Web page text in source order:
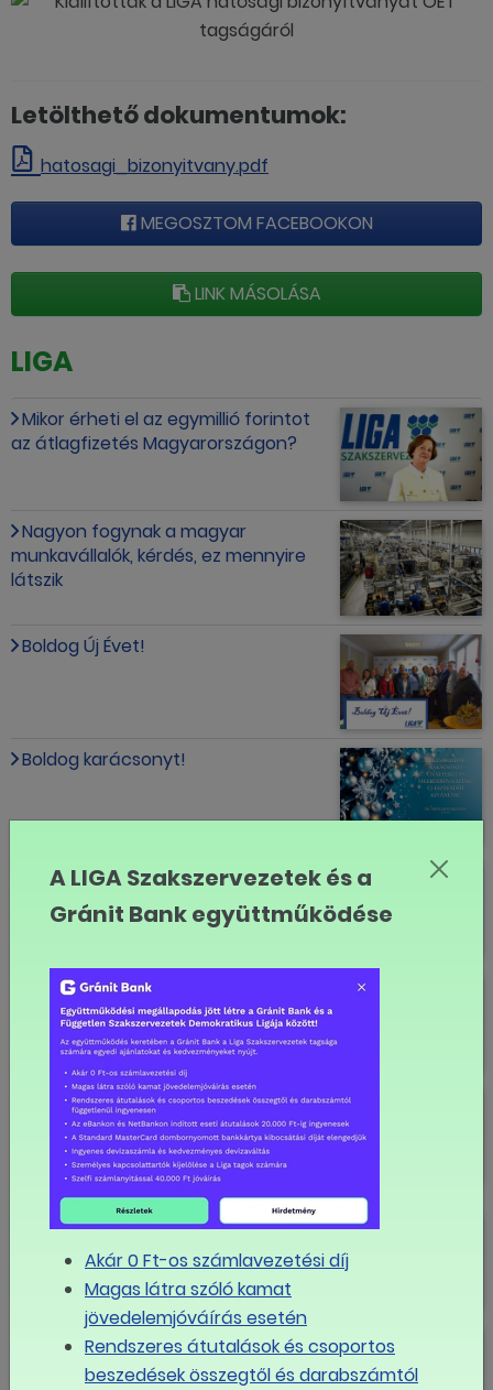
Letölthető dokumentumok:
hatosagi_bizonyitvany.pdf
MEGOSZTOM FACEBOOKON
LINK MÁSOLÁSA
LIGA
Mikor érheti el az egymillió forintot
az átlagfizetés Magyarországon?
Nagyon fogynak a magyar
munkavállalók, kérdés, ez mennyire
látszik
Boldog Új Évet!
Boldog karácsonyt!
"A minimálbér referenciapont"
A szakszervezetek és a Fővárosi
Önkormányzat megállapodott a
bérekről
Liga Szakszervezetek a
bérmegállapodásról: ebben a
helyzetben ezzel az emeléssel
elégedettek lehetnek a felek
Lényegében megszületett a
megállapodás a minimálbérről és a
garantált bérminimumról
Tisztújító LIGA Tanács
A LIGA Szakszervezetek és a
Gránit Bank együttműködése
Akár 0 Ft-os számlavezetési díj
Magas látra szóló kamat
jövedelemjóváírás esetén
Rendszeres átutalások és csoportos
beszedések összegtől és darabszámtól